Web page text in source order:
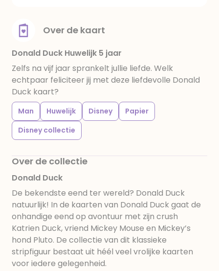
Over de kaart
Donald Duck Huwelijk 5 jaar
Zelfs na vijf jaar sprankelt jullie liefde. Welk
echtpaar feliciteer jij met deze liefdevolle Donald
Duck kaart?
Man Huwelijk Disney
Papier
Disney collectie
Over de collectie
Donald Duck
De bekendste eend ter wereld? Donald Duck
natuurlijk! In de kaarten van Donald Duck gaat de
onhandige eend op avontuur met zijn crush
Katrien Duck, vriend Mickey Mouse en Mickey’s
hond Pluto. De collectie van dit klassieke
stripfiguur bestaat uit héél veel vrolijke kaarten
voor iedere gelegenheid.